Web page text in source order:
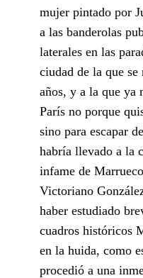
mujer pintado por
a las banderolas
laterales en las
ciudad de la que
años, y a la que ya
París no porque
sino para escapar
habría llevado a la
infame de
Victoriano
haber estudiado
cuadros históricos
en la huida, como
procedió a una